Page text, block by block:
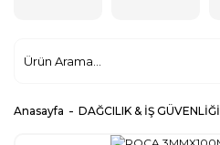
Anasayfa DAĞCILIK & İŞ GÜVENLİĞİ